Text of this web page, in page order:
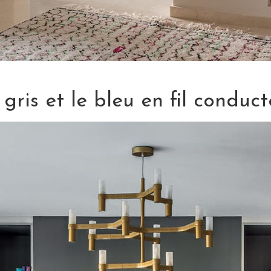
et le bleu en fil